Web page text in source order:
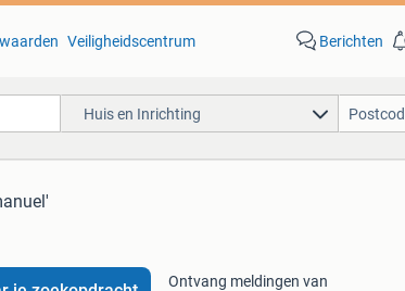
Veiligheidscentrum Berichten
Huis en Inrichting
Ontvang meldingen van